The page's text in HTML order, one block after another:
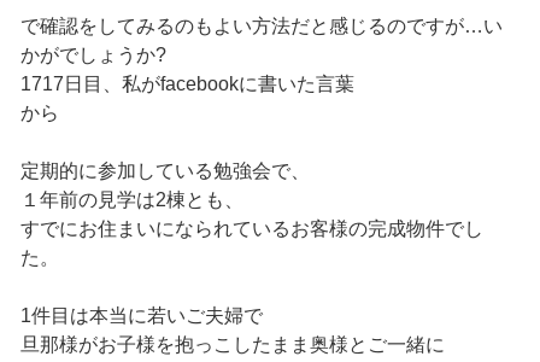
で確認をしてみるのもよい方法だと感じるのですが…い
かがでしょうか?
1717日目、私がfacebookに書いた言葉
から
定期的に参加している勉強会で、
１年前の見学は2棟とも、
すでにお住まいになられているお客様の完成物件でし
た。
1件目は本当に若いご夫婦で
旦那様がお子様を抱っこしたまま奥様とご一緒に